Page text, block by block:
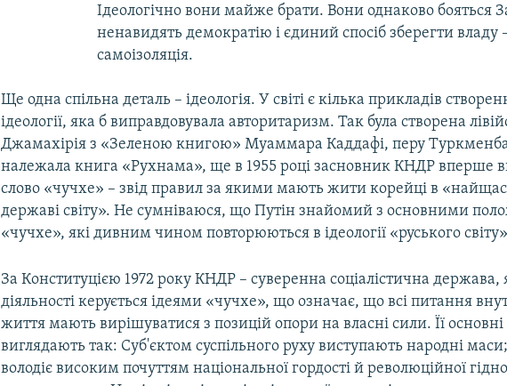
Ідеологічно вони майже брати. Вони однаково бояться
ненавидять демократію і єдиний спосіб зберегти владу
самоізоляція.
Ще одна спільна деталь – ідеологія. У світі є кілька прикладів
ідеології, яка б виправдовувала авторитаризм. Так була створена
Джамахірія з «Зеленою книгою» Муаммара Каддафі, перу
належала книга «Рухнама», ще в 1955 році засновник КНДР вперше
слово «чучхе» – звід правил за якими мають жити корейці в
державі світу». Не сумніваюся, що Путін знайомий з основними
«чучхе», які дивним чином повторюються в ідеології «руського
За Конституцією 1972 року КНДР – суверенна соціалістична держава,
діяльності керується ідеями «чучхе», що означає, що всі питання
життя мають вирішуватися з позицій опори на власні сили. Її
виглядають так: Суб'єктом суспільного руху виступають народні
володіє високим почуттям національної гордості й революційної